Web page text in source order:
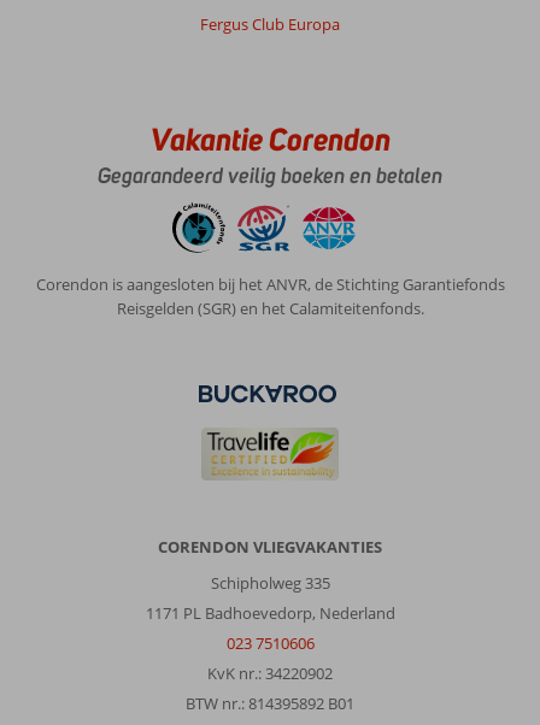
Fergus Club Europa
Vakantie Corendon
Gegarandeerd veilig boeken en betalen
Corendon is aangesloten bij het ANVR, de Stichting Garantiefonds
Reisgelden (SGR) en het Calamiteitenfonds.
CORENDON VLIEGVAKANTIES
Schipholweg 335
1171 PL Badhoevedorp, Nederland
023 7510606
KvK nr.: 34220902
BTW nr.: 814395892 B01